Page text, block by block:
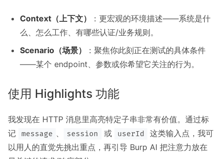
Context（上下文）
：更宏观的环境描述——系统是什
么、怎么工作、有哪些认证/业务规则。
Scenario（场景）
：聚焦你此刻正在测试的具体条件
——某个 endpoint、参数或你希望它关注的行为。
使用 Highlights 功能
我发现在 HTTP 消息里高亮特定子串非常有价值。通过标
记
message 、 session 或 userId
这类输入点，我可
以用人的直觉先挑出重点，再引导 Burp AI 把注意力放在